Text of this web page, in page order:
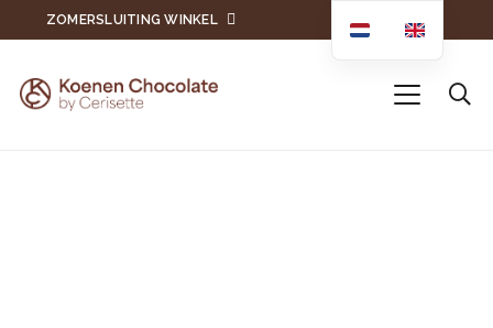
ZOMERSLUITING WINKEL